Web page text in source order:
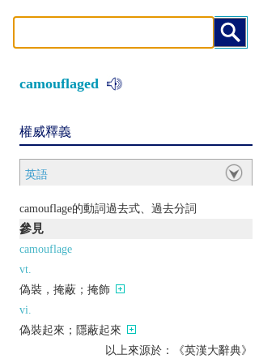
camouflaged
權威釋義
英語
camouflage的動詞過去式、過去分詞
參見
camouflage
vt.
偽裝，掩蔽；掩飾
vi.
偽裝起來；隱蔽起來
以上來源於：《英漢大辭典》